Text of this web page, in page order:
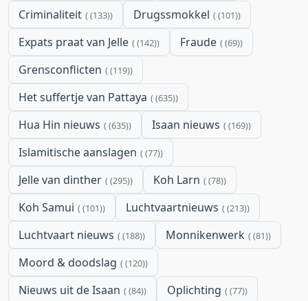
Criminaliteit (133) Drugssmokkel (101)
Expats praat van Jelle (142) Fraude (69)
Grensconflicten (119)
Het suffertje van Pattaya (635)
Hua Hin nieuws (635) Isaan nieuws (169)
Islamitische aanslagen (77)
Jelle van dinther (295) Koh Larn (78)
Koh Samui (101) Luchtvaartnieuws (213)
Luchtvaart nieuws (188) Monnikenwerk (81)
Moord & doodslag (120)
Nieuws uit de Isaan (84) Oplichting (77)